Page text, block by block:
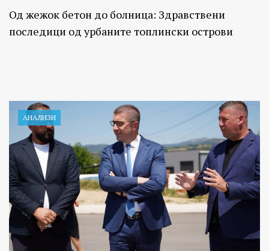
Од жежок бетон до болница: Здравствени
последици од урбаните топлински острови
АНАЛИЗИ